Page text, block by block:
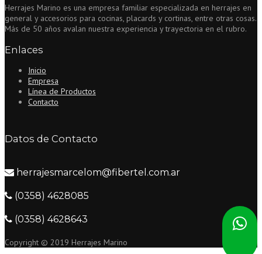
Herrajes Marino es una empresa familiar especializada en herrajes en
general y accesorios para cocinas, placards y cortinas, entre otras cosas.
Más de 50 años avalan nuestra experiencia y trayectoria en el rubro.
Enlaces
Inicio
Empresa
Línea de Productos
Contacto
Datos de Contacto
herrajesmarcelom@fibertel.com.ar
(0358) 4628085
(0358) 4628643
Copyright © 2019 Herrajes Marino